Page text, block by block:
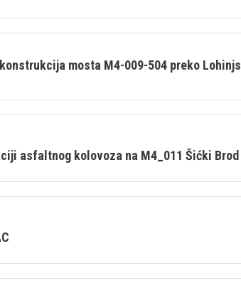
mosta M4-009-504 preko
asfaltnog kolovoza na M4_011 Šićki